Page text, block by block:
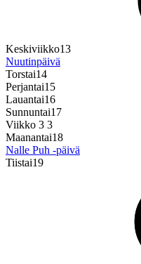
Keskiviikko13
Nuutinpäivä
Torstai14
Perjantai15
Lauantai16
Sunnuntai17
Viikko 3 3
Maanantai18
Nalle Puh ‑päivä
Tiistai19